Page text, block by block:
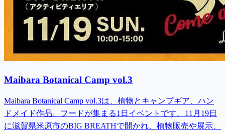
Maibara Botanical Camp vol.3
Maibara Botanical Camp vol.3は、植物とキャンプギア、ハン
ドメイド作品、フードが集まる1日イベントです。11月19日
に滋賀県米原市のBIG BREATHで開かれ、植物販売や展示、